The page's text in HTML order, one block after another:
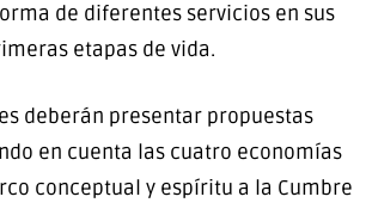
de diferentes servicios en sus
etapas de vida.
deberán presentar propuestas
en cuenta las cuatro economías
conceptual y espíritu a la Cumbre